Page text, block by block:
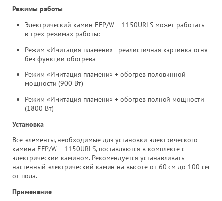
Режимы работы
Электрический камин EFP/W – 1150URLS может работать
в трёх режимах работы:
Режим «Имитация пламени» - реалистичная картинка огня
без функции обогрева
Режим «Имитация пламени» + обогрев половинной
мощности (900 Вт)
Режим «Имитация пламени» + обогрев полной мощности
(1800 Вт)
Установка
Все элементы, необходимые для установки электрического
камина EFP/W – 1150URLS, поставляются в комплекте с
электрическим камином. Рекомендуется устанавливать
настенный электрический камин на высоте от 60 см до 100 см
от пола.
Применение